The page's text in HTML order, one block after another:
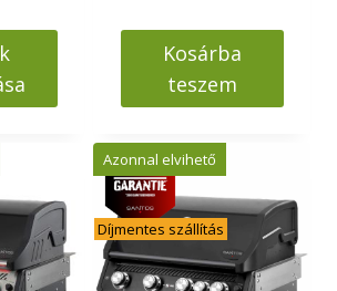
Ft
Kosárba
teszem
Azonnal elvihető
Díjmentes szállítás